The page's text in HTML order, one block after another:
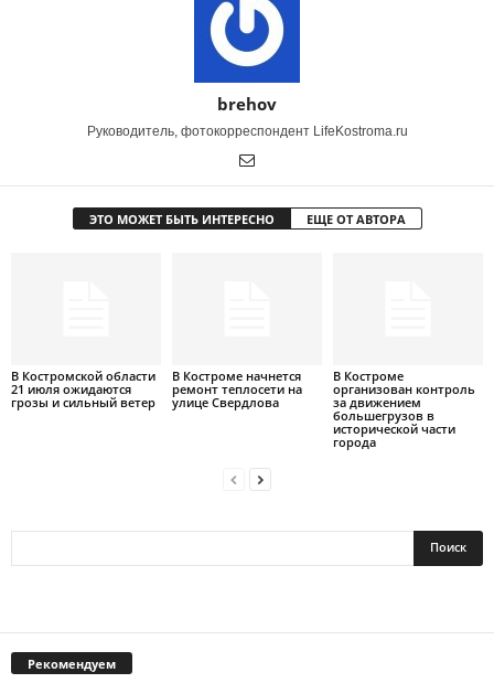
brehov
Руководитель, фотокорреспондент LifeKostroma.ru
ЭТО МОЖЕТ БЫТЬ ИНТЕРЕСНО ЕЩЕ ОТ АВТОРА
В Костромской области
21 июля ожидаются
грозы и сильный ветер
В Костроме начнется
ремонт теплосети на
улице Свердлова
В Костроме
организован контроль
за движением
большегрузов в
исторической части
города
Рекомендуем